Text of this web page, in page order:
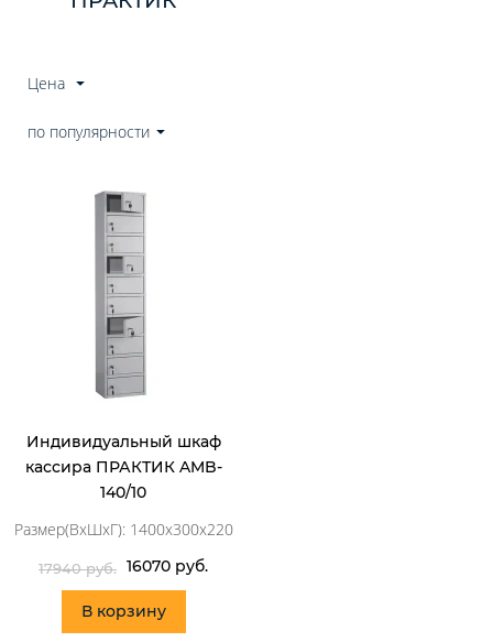
Цена
по популярности
Индивидуальный шкаф
кассира ПРАКТИК AMB-
140/10
Размер(ВхШхГ): 1400x300x220
17940 руб. 16070 руб.
В корзину